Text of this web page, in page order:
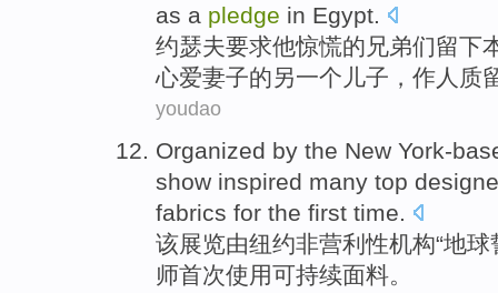
as a pledge in Egypt.
约瑟夫要求他惊慌的 兄弟们留下
心爱妻子的另一个儿子，作人质
youdao
Organized by the New York-
show inspired many top
fabrics for the first time.
该展览由纽约非营利性机构“地球
师首次使用可持续面料。